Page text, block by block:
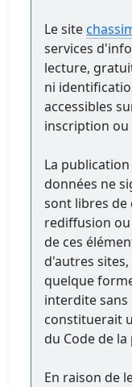
Le site
services
lecture,
ni
accessibles
inscription
La
données ne
sont libres de
rediffusion
de ces
d'autres
quelque
interdite
constituerait
du Code de
En raison de